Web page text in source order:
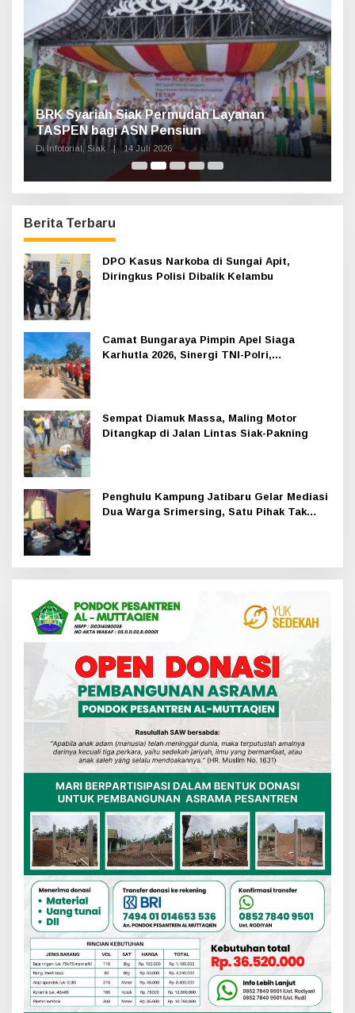
:
Haul Sultan Siak ke-60 Digelar, Bupati Afni
Ajak Masyarakat Lestarikan Sejarah
Kesultanan
Di Infotorial, Siak | 12 Juli 2026
Berita Terbaru
DPO Kasus Narkoba di Sungai Apit,
Diringkus Polisi Dibalik Kelambu
Camat Bungaraya Pimpin Apel Siaga
Karhutla 2026, Sinergi TNI-Polri,
Sempat Diamuk Massa, Maling Motor
Ditangkap di Jalan Lintas Siak-Pakning
Penghulu Kampung Jatibaru Gelar Mediasi
Dua Warga Srimersing, Satu Pihak Tak